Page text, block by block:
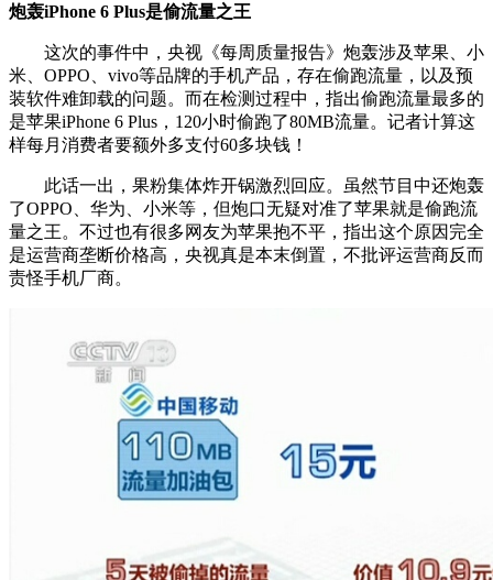
炮轰iPhone 6 Plus是偷流量之王
这次的事件中，央视《每周质量报告》炮轰涉及苹果、小
米、OPPO、vivo等品牌的手机产品，存在偷跑流量，以及预
装软件难卸载的问题。而在检测过程中，指出偷跑流量最多的
是苹果iPhone 6 Plus，120小时偷跑了80MB流量。记者计算这
样每月消费者要额外多支付60多块钱！
此话一出，果粉集体炸开锅激烈回应。虽然节目中还炮轰
了OPPO、华为、小米等，但炮口无疑对准了苹果就是偷跑流
量之王。不过也有很多网友为苹果抱不平，指出这个原因完全
是运营商垄断价格高，央视真是本末倒置，不批评运营商反而
责怪手机厂商。